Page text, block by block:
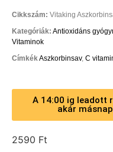
Cikkszám: Vitaking
Kategóriák: Antioxidáns
Vitaminok
CímkékAszkorbinsav, C
A 14:00 ig leadott
akár
2590 Ft